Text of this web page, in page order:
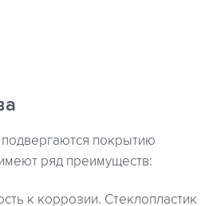
покрытию
ряд преимуществ:
к коррозии. Стеклопластик